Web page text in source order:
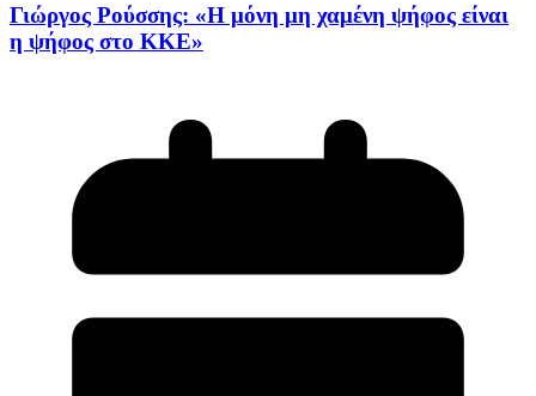
Γιώργος Ρούσσης: «Η μόνη μη χαμένη ψήφος είναι
η ψήφος στο ΚΚΕ»